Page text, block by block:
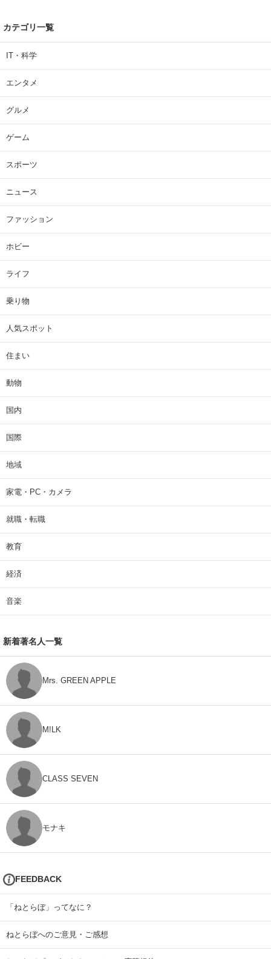
カテゴリ一覧
IT・科学
エンタメ
グルメ
ゲーム
スポーツ
ニュース
ファッション
ホビー
ライフ
乗り物
人気スポット
住まい
動物
国内
国際
地域
家電・PC・カメラ
就職・転職
教育
経済
音楽
新着著名人一覧
Mrs. GREEN APPLE
M!LK
CLASS SEVEN
モナキ
FEEDBACK
「ねとらぼ」ってなに？
ねとらぼへのご意見・ご感想